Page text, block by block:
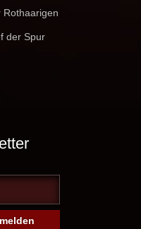
Rothaarigen
der Spur